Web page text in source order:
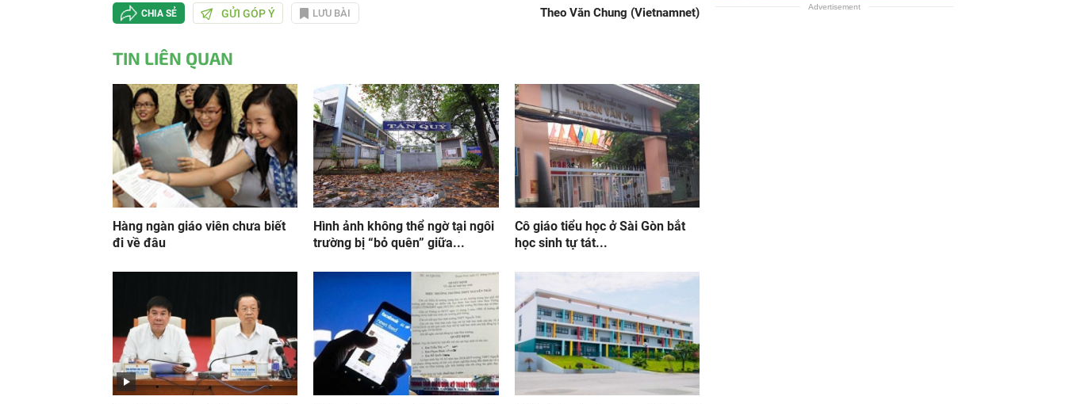
CHIA SẺ GỬI GÓP Ý LƯU BÀI Theo Văn Chung (Vietnamnet)
TIN LIÊN QUAN
Hàng ngàn giáo viên chưa biết
đi về đâu
Hình ảnh không thể ngờ tại ngôi
trường bị “bỏ quên” giữa...
Cô giáo tiểu học ở Sài Gòn bắt
học sinh tự tát...
Advertisement